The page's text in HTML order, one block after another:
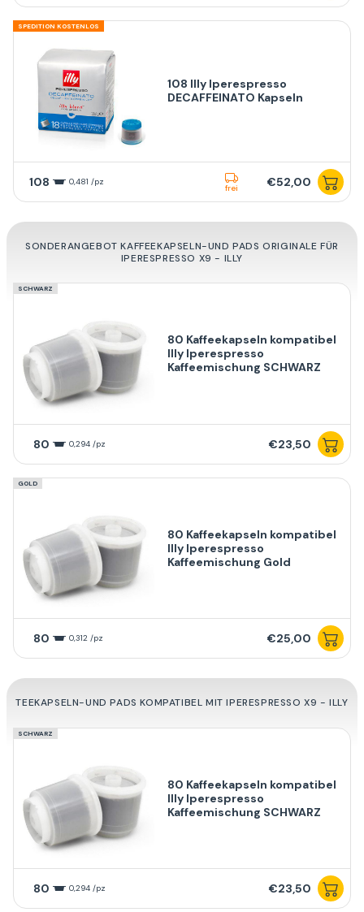
SPEDITION KOSTENLOS
108 Illy Iperespresso
DECAFFEINATO Kapseln
108 0,481 /pz
frei €52,00
SONDERANGEBOT KAFFEEKAPSELN-UND PADS ORIGINALE FÜR
IPERESPRESSO X9 - ILLY
SCHWARZ
80 Kaffeekapseln kompatibel
Illy Iperespresso
Kaffeemischung SCHWARZ
80 0,294 /pz €23,50
GOLD
80 Kaffeekapseln kompatibel
Illy Iperespresso
Kaffeemischung Gold
80 0,312 /pz €25,00
TEEKAPSELN-UND PADS KOMPATIBEL MIT IPERESPRESSO X9 - ILLY
SCHWARZ
80 Kaffeekapseln kompatibel
Illy Iperespresso
Kaffeemischung SCHWARZ
80 0,294 /pz €23,50